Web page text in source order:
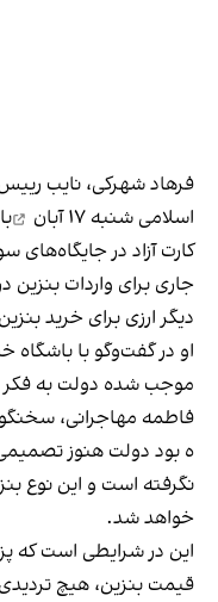
فرهاد شهرکی، نایب
اسلامی شنبه ۱۷ آبان
کارت آزاد در
جاری برای واردات
دیگر ارزی برای خرید
او در گفت‌وگو با
موجب شده دولت به فکر
فاطمه مهاجرانی، سخنگوی
ه بود دولت هنوز
نگرفته است و این نوع
خواهد شد.
این در شرایطی است که
قیمت بنزین، هیچ